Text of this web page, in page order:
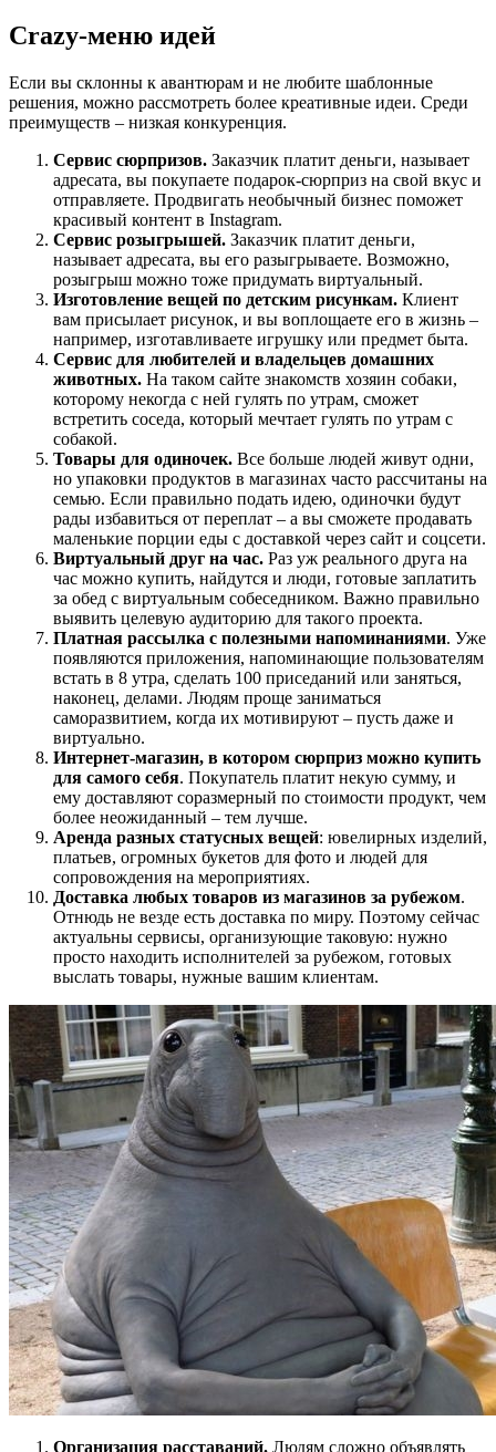
Crazy-меню идей
Если вы склонны к авантюрам и не любите шаблонные
решения, можно рассмотреть более креативные идеи. Среди
преимуществ – низкая конкуренция.
Сервис сюрпризов. Заказчик платит деньги, называет
адресата, вы покупаете подарок-сюрприз на свой вкус и
отправляете. Продвигать необычный бизнес поможет
красивый контент в Instagram.
Сервис розыгрышей. Заказчик платит деньги,
называет адресата, вы его разыгрываете. Возможно,
розыгрыш можно тоже придумать виртуальный.
Изготовление вещей по детским рисункам. Клиент
вам присылает рисунок, и вы воплощаете его в жизнь –
например, изготавливаете игрушку или предмет быта.
Сервис для любителей и владельцев домашних
животных. На таком сайте знакомств хозяин собаки,
которому некогда с ней гулять по утрам, сможет
встретить соседа, который мечтает гулять по утрам с
собакой.
Товары для одиночек. Все больше людей живут одни,
но упаковки продуктов в магазинах часто рассчитаны на
семью. Если правильно подать идею, одиночки будут
рады избавиться от переплат – а вы сможете продавать
маленькие порции еды с доставкой через сайт и соцсети.
Виртуальный друг на час. Раз уж реального друга на
час можно купить, найдутся и люди, готовые заплатить
за обед с виртуальным собеседником. Важно правильно
выявить целевую аудиторию для такого проекта.
Платная рассылка с полезными напоминаниями. Уже
появляются приложения, напоминающие пользователям
встать в 8 утра, сделать 100 приседаний или заняться,
наконец, делами. Людям проще заниматься
саморазвитием, когда их мотивируют – пусть даже и
виртуально.
Интернет-магазин, в котором сюрприз можно купить
для самого себя. Покупатель платит некую сумму, и
ему доставляют соразмерный по стоимости продукт, чем
более неожиданный – тем лучше.
Аренда разных статусных вещей: ювелирных изделий,
платьев, огромных букетов для фото и людей для
сопровождения на мероприятиях.
Доставка любых товаров из магазинов за рубежом.
Отнюдь не везде есть доставка по миру. Поэтому сейчас
актуальны сервисы, организующие таковую: нужно
просто находить исполнителей за рубежом, готовых
выслать товары, нужные вашим клиентам.
Организация расставаний. Людям сложно объявлять